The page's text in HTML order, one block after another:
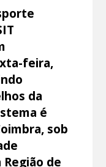
feira,
da
é
sob
de